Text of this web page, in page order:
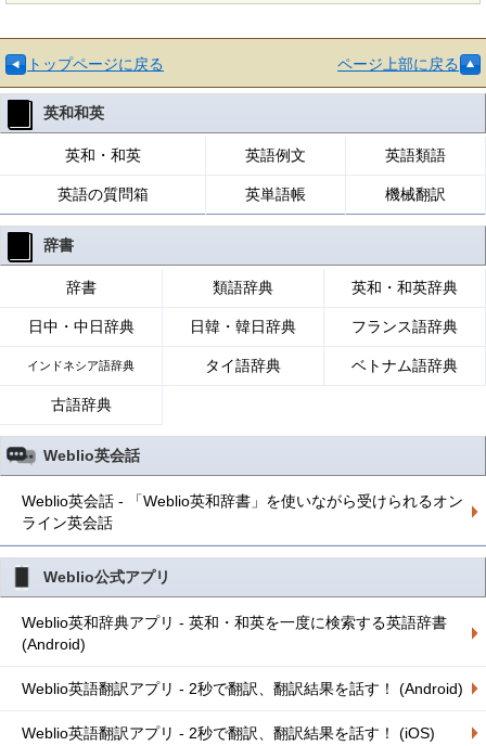
トップページに戻る ページ上部に戻る
英和和英
英和・和英 英語例文 英語類語
英語の質問箱 英単語帳 機械翻訳
辞書
辞書 類語辞典 英和・和英辞典
日中・中日辞典 日韓・韓日辞典 フランス語辞典
インドネシア語辞典 タイ語辞典 ベトナム語辞典
古語辞典
Weblio英会話
Weblio英会話 - 「Weblio英和辞書」を使いながら受けられるオン
ライン英会話
Weblio公式アプリ
Weblio英和辞典アプリ - 英和・和英を一度に検索する英語辞書
(Android)
Weblio英語翻訳アプリ - 2秒で翻訳、翻訳結果を話す！ (Android)
Weblio英語翻訳アプリ - 2秒で翻訳、翻訳結果を話す！ (iOS)